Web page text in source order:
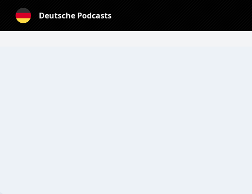
Deutsche Podcasts